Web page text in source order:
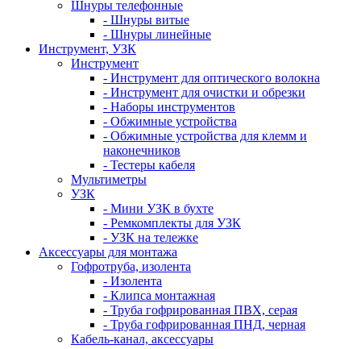
Шнуры телефонные
- Шнуры витые
- Шнуры линейные
Инструмент, УЗК
Инструмент
- Инструмент для оптического волокна
- Инструмент для очистки и обрезки
- Наборы инструментов
- Обжимные устройства
- Обжимные устройства для клемм и
наконечников
- Тестеры кабеля
Мультиметры
УЗК
- Мини УЗК в бухте
- Ремкомплекты для УЗК
- УЗК на тележке
Аксессуары для монтажа
Гофротруба, изолента
- Изолента
- Клипса монтажная
- Труба гофрированная ПВХ, серая
- Труба гофрированная ПНД, черная
Кабель-канал, аксессуары